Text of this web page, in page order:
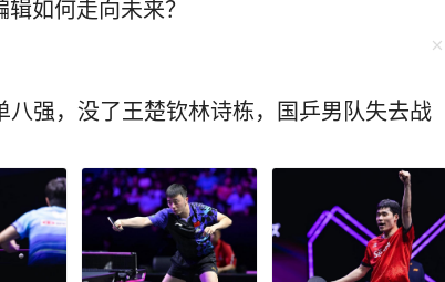
才能腾空来，好好读一本好书，打磨一项技能，
的圈子小而精，没
我。人生路漫漫，如果你不再为人际关系烦恼，
。 就像在电视剧士兵突击中的
人扛起一个连，他渐渐在独处中明白，把每一件
，成为了尖子中的佼佼者。 觉醒后的我
求。不再被外界的声音所左右，不再为了迎合他
如何走向未来？
强，没了王楚钦林诗栋，国乒男队失去战